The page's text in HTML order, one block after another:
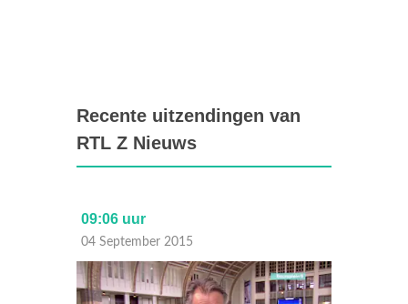
Recente uitzendingen van
RTL Z Nieuws
09:06 uur
04 September 2015